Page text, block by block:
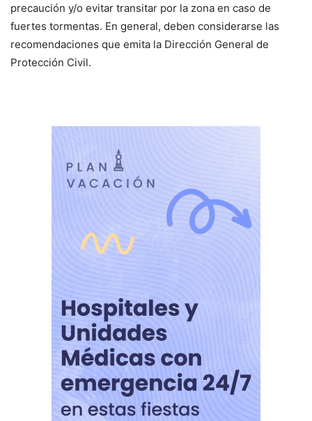
precaución y/o evitar transitar por la zona en caso de
fuertes tormentas. En general, deben considerarse las
recomendaciones que emita la Dirección General de
Protección Civil.